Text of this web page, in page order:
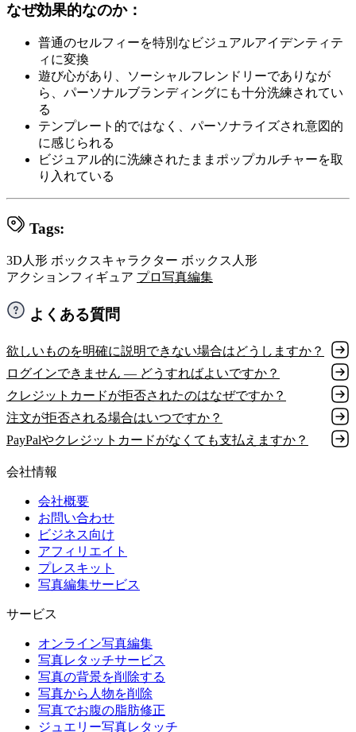
なぜ効果的なのか：
普通のセルフィーを特別なビジュアルアイデンティテ
ィに変換
遊び心があり、ソーシャルフレンドリーでありなが
ら、パーソナルブランディングにも十分洗練されてい
る
テンプレート的ではなく、パーソナライズされ意図的
に感じられる
ビジュアル的に洗練されたままポップカルチャーを取
り入れている
Tags:
3D人形 ボックスキャラクター ボックス人形
アクションフィギュア プロ写真編集
よくある質問
欲しいものを明確に説明できない場合はどうしますか？
ログインできません — どうすればよいですか？
クレジットカードが拒否されたのはなぜですか？
注文が拒否される場合はいつですか？
PayPalやクレジットカードがなくても支払えますか？
会社情報
会社概要
お問い合わせ
ビジネス向け
アフィリエイト
プレスキット
写真編集サービス
サービス
オンライン写真編集
写真レタッチサービス
写真の背景を削除する
写真から人物を削除
写真でお腹の脂肪修正
ジュエリー写真レタッチ